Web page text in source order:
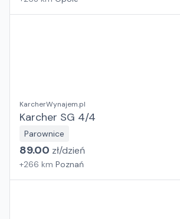
KarcherWynajem.pl
Karcher SG 4/4
Parownice
89.00 zł/dzień
+266 km Poznań